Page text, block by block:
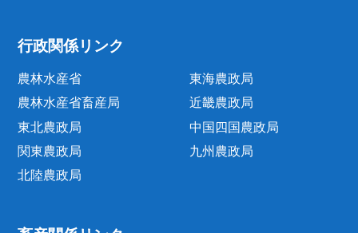
行政関係リンク
農林水産省
農林水産省畜産局
東北農政局
関東農政局
北陸農政局
東海農政局
近畿農政局
中国四国農政局
九州農政局